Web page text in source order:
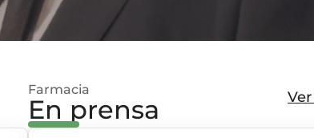
Farmacia
En prensa